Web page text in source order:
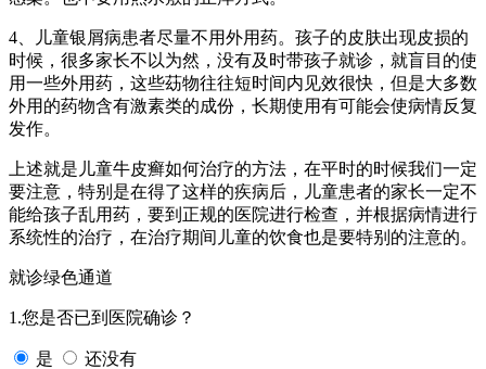
4、儿童银屑病患者尽量不用外用药。孩子的皮肤出现皮损的
时候，很多家长不以为然，没有及时带孩子就诊，就盲目的使
用一些外用药，这些苭物往往短时间内见效很快，但是大多数
外用的药物含有激素类的成份，长期使用有可能会使病情反复
发作。
上述就是儿童牛皮癣如何治疗的方法，在平时的时候我们一定
要注意，特别是在得了这样的疾病后，儿童患者的家长一定不
能给孩子乱用药，要到正规的医院进行检查，并根据病情进行
系统性的治疗，在治疗期间儿童的饮食也是要特别的注意的。
就诊绿色通道
1.您是否已到医院确诊？
是 还没有